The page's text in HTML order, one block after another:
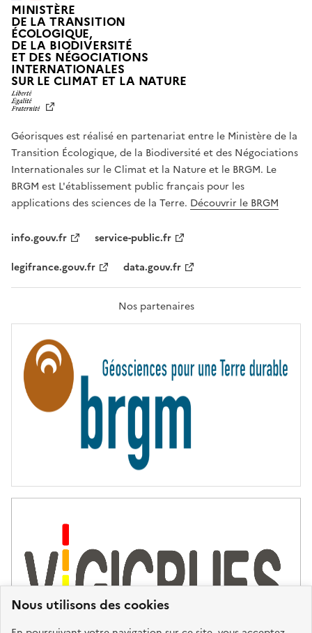
Nous utilisons des cookies
MINISTÈRE
DE LA TRANSITION
ÉCOLOGIQUE,
DE LA BIODIVERSITÉ
ET DES NÉGOCIATIONS
INTERNATIONALES
SUR LE CLIMAT ET LA NATUREL
T
É
,
É
G
A
L
F
A
T
R
T
É
Géorisques est réalisé en partenariat entre le Ministère de la
Transition Écologique, de la Biodiversité et des Négociations
Internationales sur le Climat et la Nature et le BRGM. Le
BRGM est L'établissement public français pour les
applications des sciences de la Terre. Découvrir le BRGM
info.gouv.fr
service-public.fr
legifrance.gouv.fr
data.gouv.fr
Nos partenaires